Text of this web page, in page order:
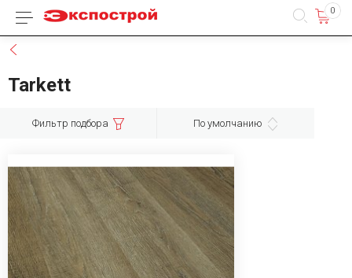
Каталог товаров 0
Tarkett
Фильтр подбора По умолчанию